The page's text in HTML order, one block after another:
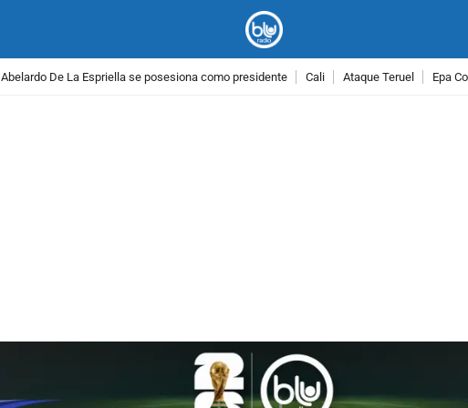
Abelardo De La Espriella se posesiona como presidente Cali Ataque Teruel Epa